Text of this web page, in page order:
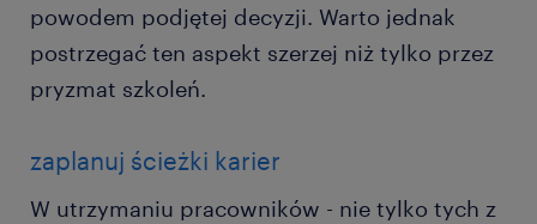
powodem podjętej decyzji. Warto jednak
postrzegać ten aspekt szerzej niż tylko przez
pryzmat szkoleń.
zaplanuj ścieżki karier
W utrzymaniu pracowników - nie tylko tych z